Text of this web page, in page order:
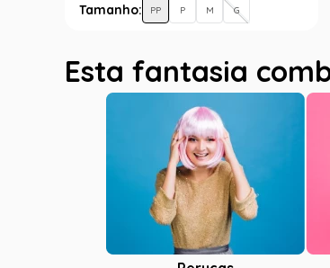
Tamanho: PP P M G
Esta fantasia